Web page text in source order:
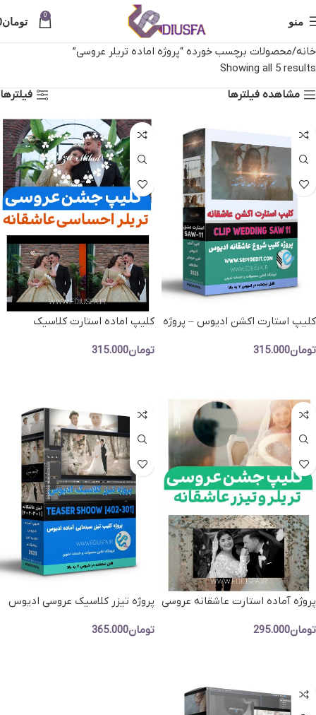
منو 0 تومان
خانه محصولات برچسب خورده “پروژه اماده تریلر عروسی”
Showing all 5 results
مشاهده فیلترها
فیلترها
کلیپ استارت اکشن ادیوس – پروژه
تومان315.000
کلیپ اماده استارت کلاسیک
احساسی عاشقانه
تومان315.000
پروژه آماده استارت عاشقانه عروسی
تومان295.000
پروژه تیزر کلاسیک عروسی ادیوس
سینمایی
تومان365.000